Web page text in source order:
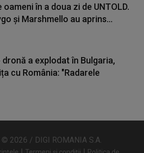
în a doua zi de UNTOLD.
și Marshmello au aprins...
dronă a explodat în Bulgaria,
cu România: "Radarele
2026 / DIGI ROMANIA S.A.